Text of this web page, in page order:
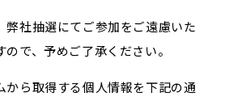
社抽選にてご参加をご遠慮いた
で、予めご了承ください。
から取得する個人情報を下記の通